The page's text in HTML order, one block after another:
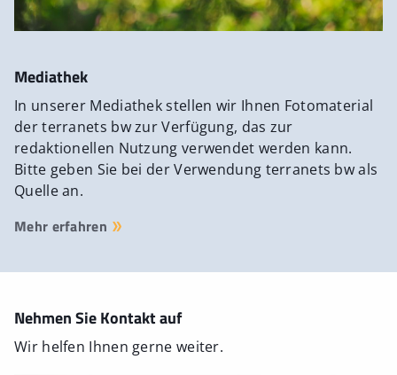
Mediathek
In unserer Mediathek stellen wir Ihnen Fotomaterial
der terranets bw zur Verfügung, das zur
redaktionellen Nutzung verwendet werden kann.
Bitte geben Sie bei der Verwendung terranets bw als
Quelle an.
Mehr erfahren
Nehmen Sie Kontakt auf
Wir helfen Ihnen gerne weiter.